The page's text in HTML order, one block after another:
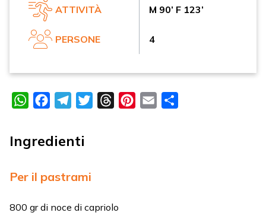
ATTIVITÀ M 90’ F 123’
PERSONE 4
WhatsAppFacebookTelegramTwitterThreadsPinterest
Email
Ingredienti
Per il pastrami
800 gr di noce di capriolo